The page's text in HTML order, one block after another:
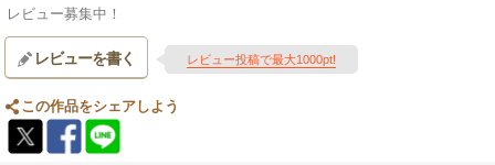
レビュー募集中！
レビューを書く レビュー投稿で最大1000pt!
この作品をシェアしよう